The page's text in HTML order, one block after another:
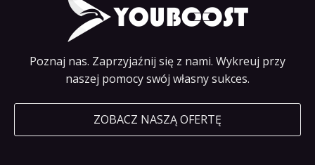
Poznaj nas. Zaprzyjaźnij się z nami. Wykreuj przy
naszej pomocy swój własny sukces.
ZOBACZ NASZĄ OFERTĘ